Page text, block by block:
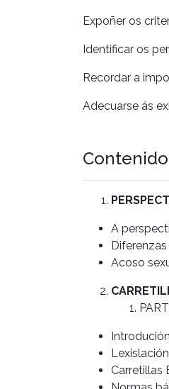
Expoñer os
Identificar os
Recordar a
Adecuarse ás
Contenido
A
Acoso
Introdución
Carretillas